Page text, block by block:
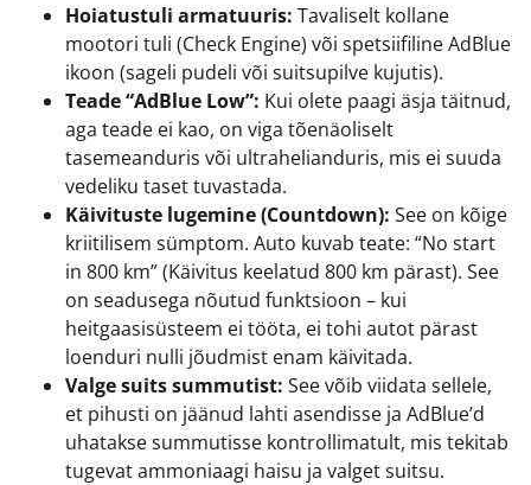
Hoiatustuli armatuuris: Tavaliselt kollane
mootori tuli (Check Engine) või spetsiifiline AdBlue
ikoon (sageli pudeli või suitsupilve kujutis).
Teade “AdBlue Low”: Kui olete paagi äsja täitnud,
aga teade ei kao, on viga tõenäoliselt
tasemeanduris või ultrahelianduris, mis ei suuda
vedeliku taset tuvastada.
Käivituste lugemine (Countdown): See on kõige
kriitilisem sümptom. Auto kuvab teate: “No start
in 800 km” (Käivitus keelatud 800 km pärast). See
on seadusega nõutud funktsioon – kui
heitgaasisüsteem ei tööta, ei tohi autot pärast
loenduri nulli jõudmist enam käivitada.
Valge suits summutist: See võib viidata sellele,
et pihusti on jäänud lahti asendisse ja AdBlue’d
uhatakse summutisse kontrollimatult, mis tekitab
tugevat ammoniaagi haisu ja valget suitsu.